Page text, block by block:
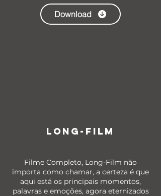
Download
LONG-FILM
Filme Completo, Long-Film não
importa como chamar, a certeza é que
aqui está os principais momentos,
palavras e emoções, agora eternizados